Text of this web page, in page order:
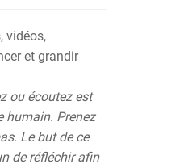
vidéos,
et grandir
ou écoutez est
humain. Prenez
Le but de ce
de réfléchir afin